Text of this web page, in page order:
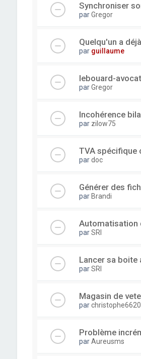
Synchroniser
parGregor
Quelqu'un a
par guillaume
lebouard-
parGregor
Incohérence
par zilow75
TVA spécifique
pardoc
Générer des
par Brandi
Automatisation
parSRI
Lancer sa boite
parSRI
Magasin de
par
Problème
parAureusms